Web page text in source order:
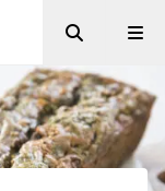
Zoeken